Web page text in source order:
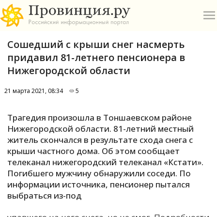
А
Б
В
П
Сошедший с крыши снег насмерть
придавил 81-летнего пенсионера в
Нижегородской области
21 марта 2021, 08:34 5
Трагедия произошла в Тоншаевском районе
Нижегородской области. 81-летний местный
житель скончался в результате схода снега с
крыши частного дома. Об этом сообщает
телеканал нижегородский телеканал «Кстати».
Погибшего мужчину обнаружили соседи. По
информации источника, пенсионер пытался
выбраться из-под